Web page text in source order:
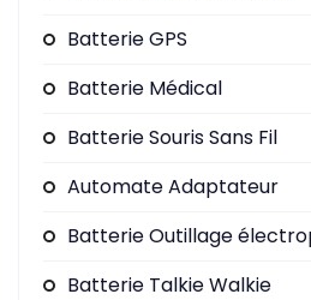
Batterie GPS
Batterie Médical
Batterie Souris Sans Fil
Automate Adaptateur
Batterie Outillage
Batterie Talkie Walkie